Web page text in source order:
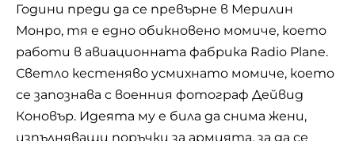
Години преди да се превърне в Мерилин
Монро, тя е едно обикновено момиче, което
работи в авиационната фабрика Radio Plane.
Светло кестеняво усмихнато момиче, което
се запознава с военния фотограф Дейвид
Коновър. Идеята му е била да снима жени,
изпълняващи поръчки за армията, за да се